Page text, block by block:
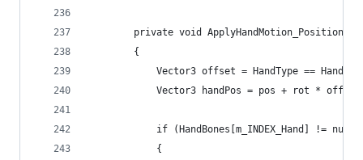
private void
        {
Vector3 offset = HandType ==
Vector3 handPos = pos + rot *
            if (HandBones[m_INDEX_Hand] != null)
            {